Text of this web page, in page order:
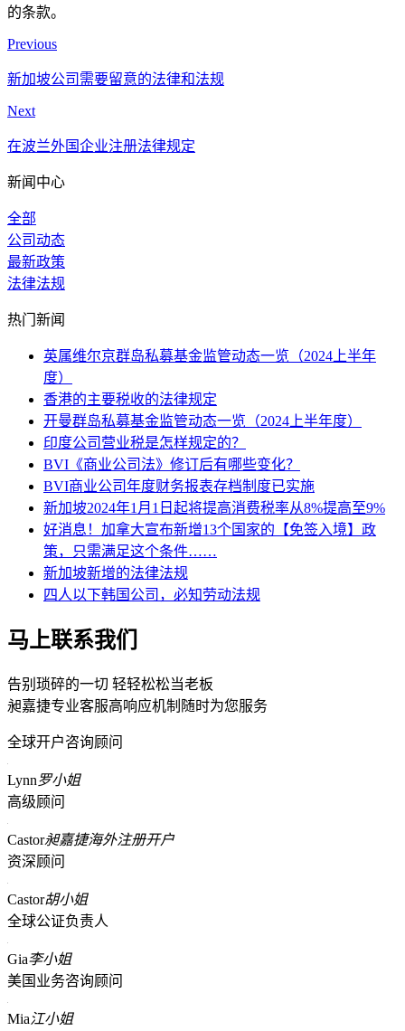
的条款。
Previous
新加坡公司需要留意的法律和法规
Next
在波兰外国企业注册法律规定
新闻中心
全部
公司动态
最新政策
法律法规
热门新闻
英属维尔京群岛私募基金监管动态一览（2024上半年
度）
香港的主要税收的法律规定
开曼群岛私募基金监管动态一览（2024上半年度）
印度公司营业税是怎样规定的？
BVI《商业公司法》修订后有哪些变化？
BVI商业公司年度财务报表存档制度已实施
新加坡2024年1月1日起将提高消费税率从8%提高至9%
好消息！加拿大宣布新增13个国家的【免签入境】政
策，只需满足这个条件……
新加坡新增的法律法规
四人以下韩国公司，必知劳动法规
马上联系我们
告别琐碎的一切 轻轻松松当老板
昶嘉捷专业客服高响应机制随时为您服务
全球开户咨询顾问
Lynn罗小姐
高级顾问
Castor昶嘉捷海外注册开户
资深顾问
Castor胡小姐
全球公证负责人
Gia李小姐
美国业务咨询顾问
Mia江小姐